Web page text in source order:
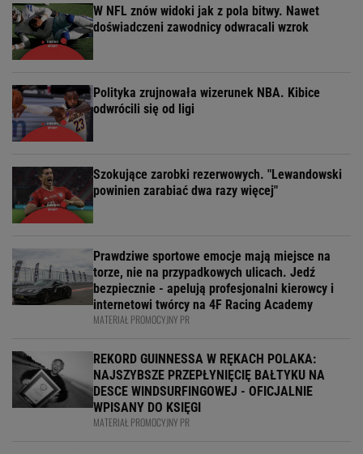
W NFL znów widoki jak z pola bitwy. Nawet
doświadczeni zawodnicy odwracali wzrok
Polityka zrujnowała wizerunek NBA. Kibice
odwrócili się od ligi
Szokujące zarobki rezerwowych. "Lewandowski
powinien zarabiać dwa razy więcej"
Prawdziwe sportowe emocje mają miejsce na
torze, nie na przypadkowych ulicach. Jedź
bezpiecznie - apelują profesjonalni kierowcy i
internetowi twórcy na 4F Racing Academy
MATERIAŁ PROMOCYJNY PR
REKORD GUINNESSA W RĘKACH POLAKA:
NAJSZYBSZE PRZEPŁYNIĘCIĘ BAŁTYKU NA
DESCE WINDSURFINGOWEJ - OFICJALNIE
WPISANY DO KSIĘGI
MATERIAŁ PROMOCYJNY PR